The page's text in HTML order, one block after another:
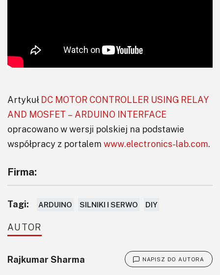
Artykuł DC MOTOR CONTROLLER USING RELAY
AND MOSFET – ARDUINO INTERFACE
opracowano w wersji polskiej na podstawie
współpracy z portalem www.electronics-lab.com.
Firma:
Tagi: ARDUINO SILNIKI I SERWO DIY
AUTOR
Rajkumar Sharma NAPISZ DO AUTORA